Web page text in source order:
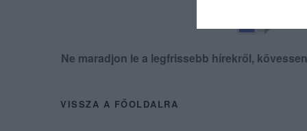
Ne maradjon le a legfrissebb hírekről,
VISSZA A FŐOLDALRA